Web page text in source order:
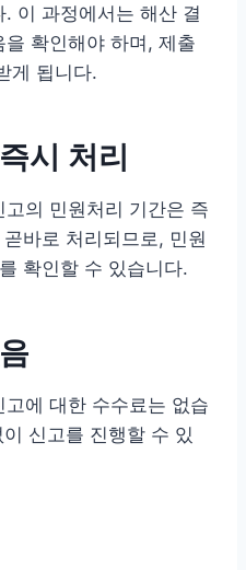
이 과정에서는 해산 결
확인해야 하며, 제출
게 됩니다.
시 처리
의 민원처리 기간은 즉
바로 처리되므로, 민원
확인할 수 있습니다.
에 대한 수수료는 없습
신고를 진행할 수 있